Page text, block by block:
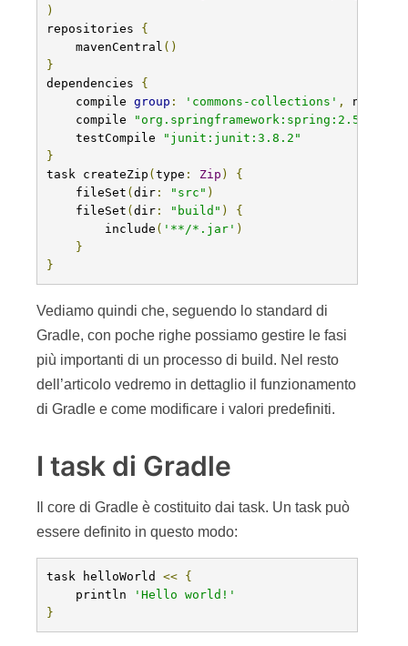
)
repositories {
mavenCentral ()
}
dependencies {
compile group : 'commons-collections' , name
compile
"org.springframework:spring:2.5.6"
testCompile
"junit:junit:3.8.2"
}
task createZip ( type : Zip )
{
fileSet ( dir : "src" )
fileSet ( dir : "build" )
{
include ( '**/*.jar' )
}
}
Vediamo quindi che, seguendo lo standard di
Gradle, con poche righe possiamo gestire le fasi
più importanti di un processo di build. Nel resto
dell’articolo vedremo in dettaglio il funzionamento
di Gradle e come modificare i valori predefiniti.
I task di Gradle
Il core di Gradle è costituito dai task. Un task può
essere definito in questo modo:
task helloWorld << {
println
'Hello world!'
}